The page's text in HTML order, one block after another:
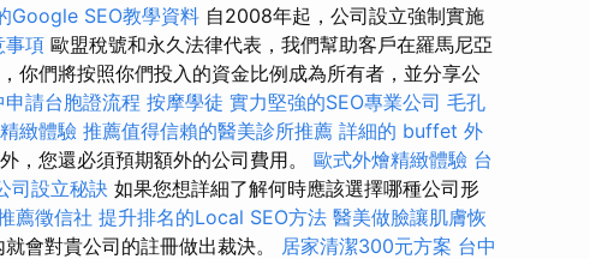
Google SEO教學資料 自2008年起，公司設立強制實施
事項 歐盟稅號和永久法律代表，我們幫助客戶在羅馬尼亞
你們將按照你們投入的資金比例成為所有者，並分享公
申請台胞證流程 按摩學徒 實力堅強的SEO專業公司 毛孔
緻體驗 推薦值得信賴的醫美診所推薦 詳細的 buffet 外
，您還必須預期額外的公司費用。 歐式外燴精緻體驗 台
司設立秘訣 如果您想詳細了解何時應該選擇哪種公司形
薦徵信社 提升排名的Local SEO方法 醫美做臉讓肌膚恢
會對貴公司的註冊做出裁決。 居家清潔300元方案 台中